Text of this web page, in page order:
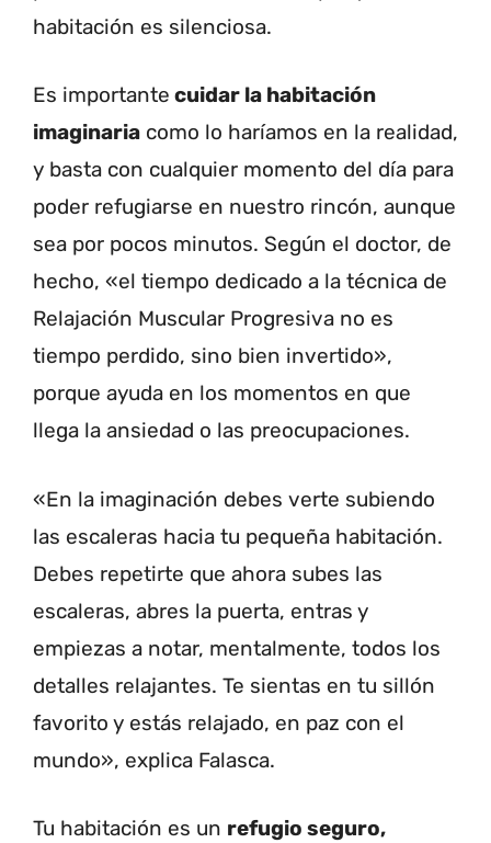
habitación es silenciosa.
Es importante cuidar la habitación
imaginaria como lo haríamos en la realidad,
y basta con cualquier momento del día para
poder refugiarse en nuestro rincón, aunque
sea por pocos minutos. Según el doctor, de
hecho, «el tiempo dedicado a la técnica de
Relajación Muscular Progresiva no es
tiempo perdido, sino bien invertido»,
porque ayuda en los momentos en que
llega la ansiedad o las preocupaciones.
«En la imaginación debes verte subiendo
las escaleras hacia tu pequeña habitación.
Debes repetirte que ahora subes las
escaleras, abres la puerta, entras y
empiezas a notar, mentalmente, todos los
detalles relajantes. Te sientas en tu sillón
favorito y estás relajado, en paz con el
mundo», explica Falasca.
Tu habitación es un refugio seguro,